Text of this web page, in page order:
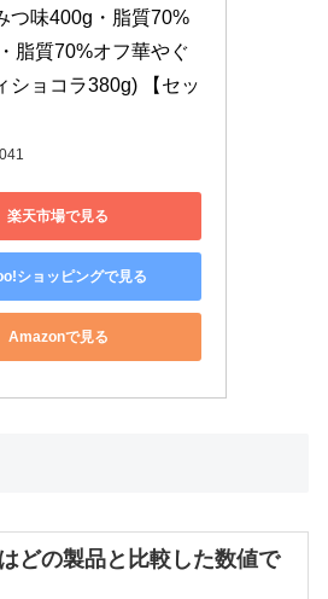
つ味400g・脂質70%
脂質70%オフ華やぐ
ショコラ380g) 【セッ
楽天市場で見る
ショッピングで見る
Amazonで見る
どの製品と比較した数値で